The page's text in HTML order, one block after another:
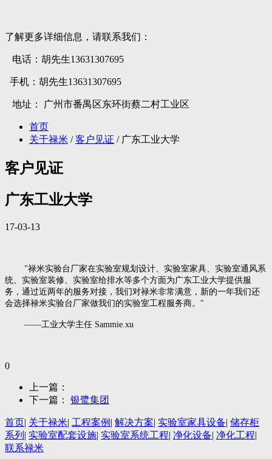
了解更多详细信息，请联系我们：
电话：胡先生13631307695
手机：胡先生13631307695
地址： 广州市番禺区东环街蔡二村工业区
首页
关于禄米 /客户见证 / 广东工业大学
客户见证
广东工业大学
17-03-13
"禄米实验台厂家在实验室规划设计、实验室家具、实验室通风系
统、实验室装修、实验室给排水等多个方面为广东工业大学提供服
务，通过近两年的服务对接，我们对禄米非常满意，新的一年我们还
会选择禄米实验台厂家做我们的实验室工程服务商。"
——工业大学主任 Sammie.xu
0
上一篇：
下一篇： 银鹭集团
首页| 关于禄米| 工程案例 | 解决方案| 实验室家具设备| 储存柜
系列 | 实验室配套设施| 实验室系统工程| 净化设备| 净化工程|
联系禄米